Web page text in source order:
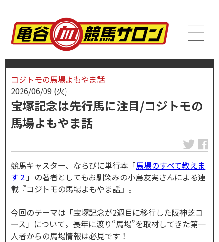
コジトモの馬場よもやま話
2026/06/09 (火)
宝塚記念は先行馬に注目/コジトモの
馬場よもやま話
競馬キャスター、ならびに単行本「馬場のすべて教えま
す２ 」の著者としてもお馴染みの小島友実さんによる連
載『コジトモの馬場よもやま話』。
今回のテーマは「宝塚記念が2週目に移行した阪神芝コ
ース」について。長年に渡り“馬場”を取材してきた第一
人者からの馬場情報は必見です！